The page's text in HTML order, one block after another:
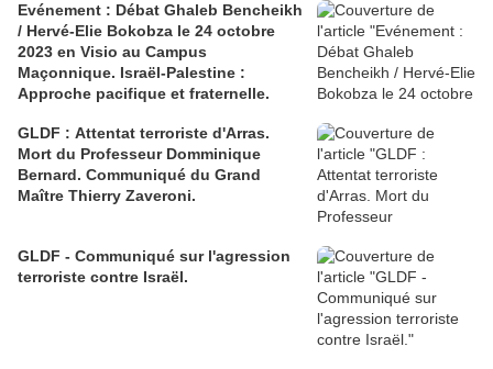
Evénement : Débat Ghaleb Bencheikh
/ Hervé-Elie Bokobza le 24 octobre
2023 en Visio au Campus
Maçonnique. Israël-Palestine :
Approche pacifique et fraternelle.
GLDF : Attentat terroriste d'Arras.
Mort du Professeur Domminique
Bernard. Communiqué du Grand
Maître Thierry Zaveroni.
GLDF - Communiqué sur l'agression
terroriste contre Israël.